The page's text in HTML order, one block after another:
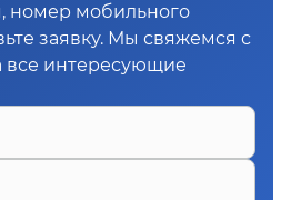
номер мобильного
заявку. Мы свяжемся с
все интересующие